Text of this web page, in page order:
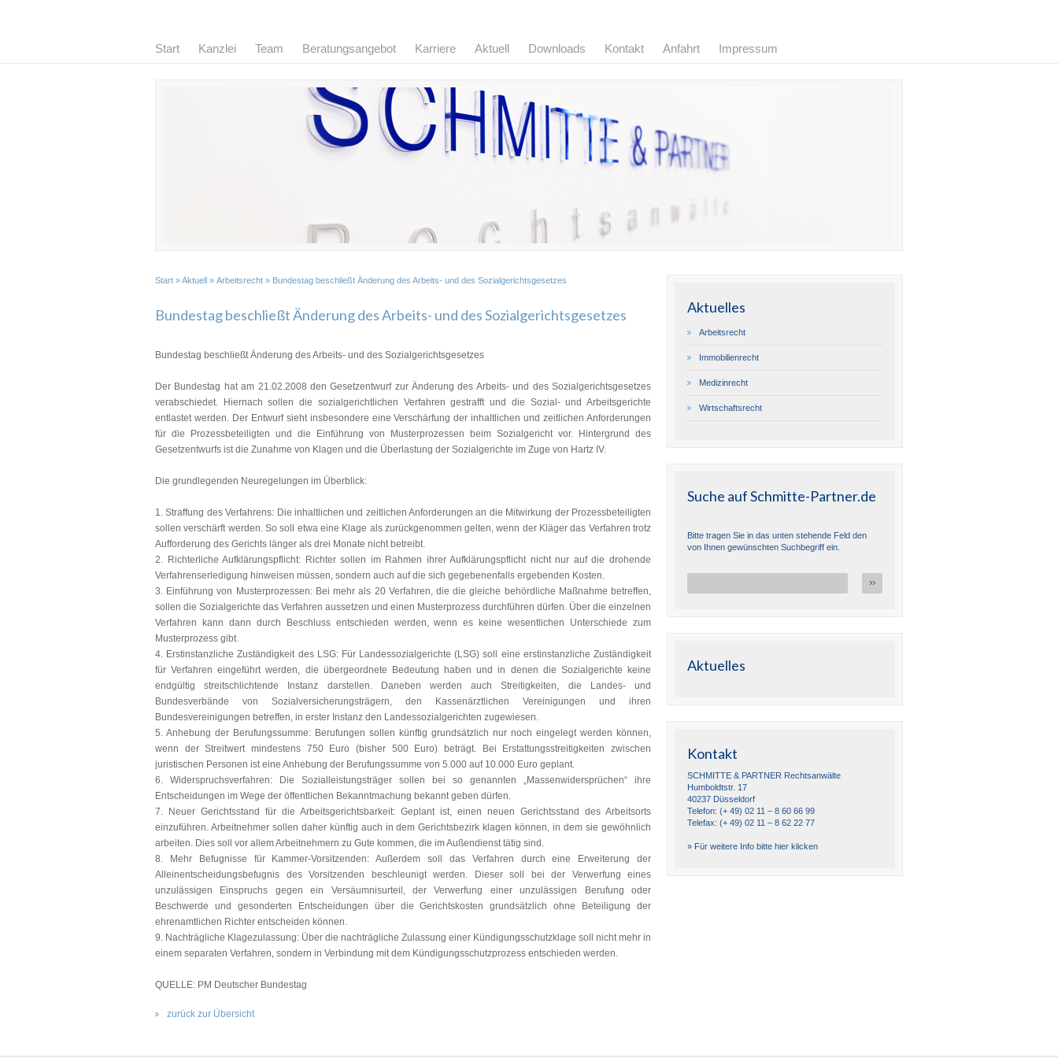
Start Kanzlei Team Beratungsangebot Karriere Aktuell Downloads Kontakt Anfahrt Impressum
Start »Aktuell » Arbeitsrecht » Bundestag beschließt Änderung des Arbeits- und des Sozialgerichtsgesetzes
Bundestag beschließt Änderung des Arbeits- und des Sozialgerichtsgesetzes
Bundestag beschließt Änderung des Arbeits- und des Sozialgerichtsgesetzes
Der Bundestag hat am 21.02.2008 den Gesetzentwurf zur Änderung des Arbeits- und des Sozialgerichtsgesetzes
verabschiedet. Hiernach sollen die sozialgerichtlichen Verfahren gestrafft und die Sozial- und Arbeitsgerichte
entlastet werden. Der Entwurf sieht insbesondere eine Verschärfung der inhaltlichen und zeitlichen Anforderungen
für die Prozessbeteiligten und die Einführung von Musterprozessen beim Sozialgericht vor. Hintergrund des
Gesetzentwurfs ist die Zunahme von Klagen und die Überlastung der Sozialgerichte im Zuge von Hartz IV.
Die grundlegenden Neuregelungen im Überblick:
1. Straffung des Verfahrens: Die inhaltlichen und zeitlichen Anforderungen an die Mitwirkung der Prozessbeteiligten
sollen verschärft werden. So soll etwa eine Klage als zurückgenommen gelten, wenn der Kläger das Verfahren trotz
Aufforderung des Gerichts länger als drei Monate nicht betreibt.
2. Richterliche Aufklärungspflicht: Richter sollen im Rahmen ihrer Aufklärungspflicht nicht nur auf die drohende
Verfahrenserledigung hinweisen müssen, sondern auch auf die sich gegebenenfalls ergebenden Kosten.
3. Einführung von Musterprozessen: Bei mehr als 20 Verfahren, die die gleiche behördliche Maßnahme betreffen,
sollen die Sozialgerichte das Verfahren aussetzen und einen Musterprozess durchführen dürfen. Über die einzelnen
Verfahren kann dann durch Beschluss entschieden werden, wenn es keine wesentlichen Unterschiede zum
Musterprozess gibt.
4. Erstinstanzliche Zuständigkeit des LSG: Für Landessozialgerichte (LSG) soll eine erstinstanzliche Zuständigkeit
für Verfahren eingeführt werden, die übergeordnete Bedeutung haben und in denen die Sozialgerichte keine
endgültig streitschlichtende Instanz darstellen. Daneben werden auch Streitigkeiten, die Landes- und
Bundesverbände von Sozialversicherungsträgern, den Kassenärztlichen Vereinigungen und ihren
Bundesvereinigungen betreffen, in erster Instanz den Landessozialgerichten zugewiesen.
5. Anhebung der Berufungssumme: Berufungen sollen künftig grundsätzlich nur noch eingelegt werden können,
wenn der Streitwert mindestens 750 Euro (bisher 500 Euro) beträgt. Bei Erstattungsstreitigkeiten zwischen
juristischen Personen ist eine Anhebung der Berufungssumme von 5.000 auf 10.000 Euro geplant.
6. Widerspruchsverfahren: Die Sozialleistungsträger sollen bei so genannten „Massenwidersprüchen“ ihre
Entscheidungen im Wege der öffentlichen Bekanntmachung bekannt geben dürfen.
7. Neuer Gerichtsstand für die Arbeitsgerichtsbarkeit: Geplant ist, einen neuen Gerichtsstand des Arbeitsorts
einzuführen. Arbeitnehmer sollen daher künftig auch in dem Gerichtsbezirk klagen können, in dem sie gewöhnlich
arbeiten. Dies soll vor allem Arbeitnehmern zu Gute kommen, die im Außendienst tätig sind.
8. Mehr Befugnisse für Kammer-Vorsitzenden: Außerdem soll das Verfahren durch eine Erweiterung der
Alleinentscheidungsbefugnis des Vorsitzenden beschleunigt werden. Dieser soll bei der Verwerfung eines
unzulässigen Einspruchs gegen ein Versäumnisurteil, der Verwerfung einer unzulässigen Berufung oder
Beschwerde und gesonderten Entscheidungen über die Gerichtskosten grundsätzlich ohne Beteiligung der
ehrenamtlichen Richter entscheiden können.
9. Nachträgliche Klagezulassung: Über die nachträgliche Zulassung einer Kündigungsschutzklage soll nicht mehr in
einem separaten Verfahren, sondern in Verbindung mit dem Kündigungsschutzprozess entschieden werden.
QUELLE: PM Deutscher Bundestag
zurück zur Übersicht
Aktuelles
Arbeitsrecht
Immobilienrecht
Medizinrecht
Wirtschaftsrecht
Suche auf Schmitte-Partner.de
Bitte tragen Sie in das unten stehende Feld den
von Ihnen gewünschten Suchbegriff ein.
Aktuelles
Kontakt
SCHMITTE & PARTNER Rechtsanwälte
Humboldtstr. 17
40237 Düsseldorf
Telefon: (+ 49) 02 11 – 8 60 66 99
Telefax: (+ 49) 02 11 – 8 62 22 77
» Für weitere Info bitte hier klicken